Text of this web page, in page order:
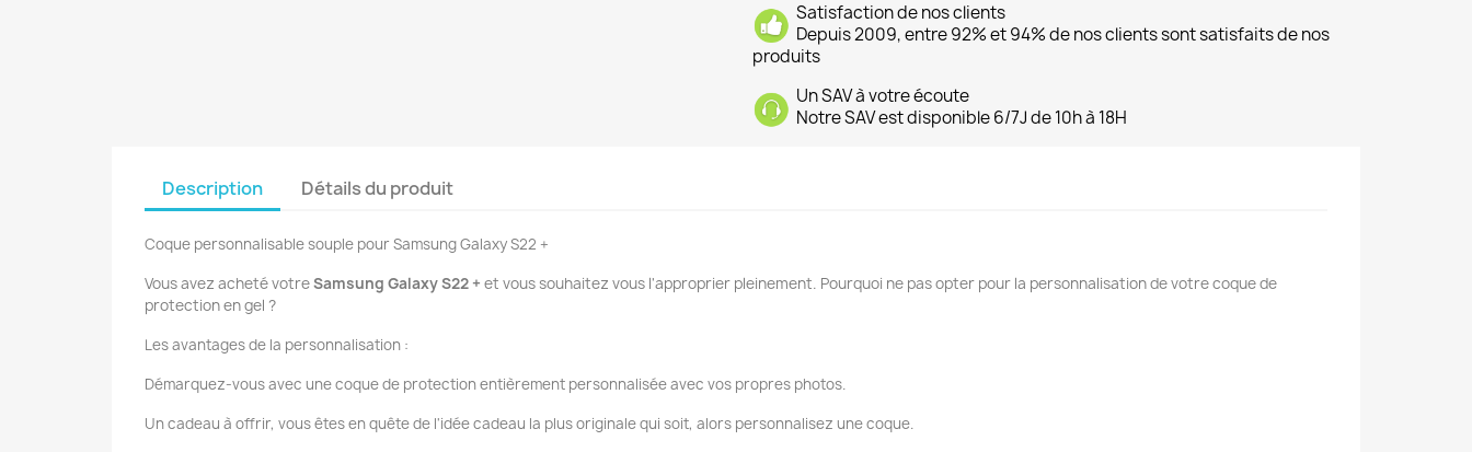
Satisfaction de nos clients
Depuis 2009, entre 92% et 94% de nos clients sont satisfaits de nos
produits
Un SAV à votre écoute
Notre SAV est disponible 6/7J de 10h à 18H
Description Détails du produit
Coque personnalisable souple pour Samsung Galaxy S22 +
Vous avez acheté votreSamsung Galaxy S22 + et vous souhaitez vous l'approprier pleinement. Pourquoi ne pas opter pour la personnalisation de votre coque de
protection en gel ?
Les avantages de la personnalisation :
Démarquez-vous avec une coque de protection entièrement personnalisée avec vos propres photos.
Un cadeau à offrir, vous êtes en quête de l'idée cadeau la plus originale qui soit, alors personnalisez une coque.